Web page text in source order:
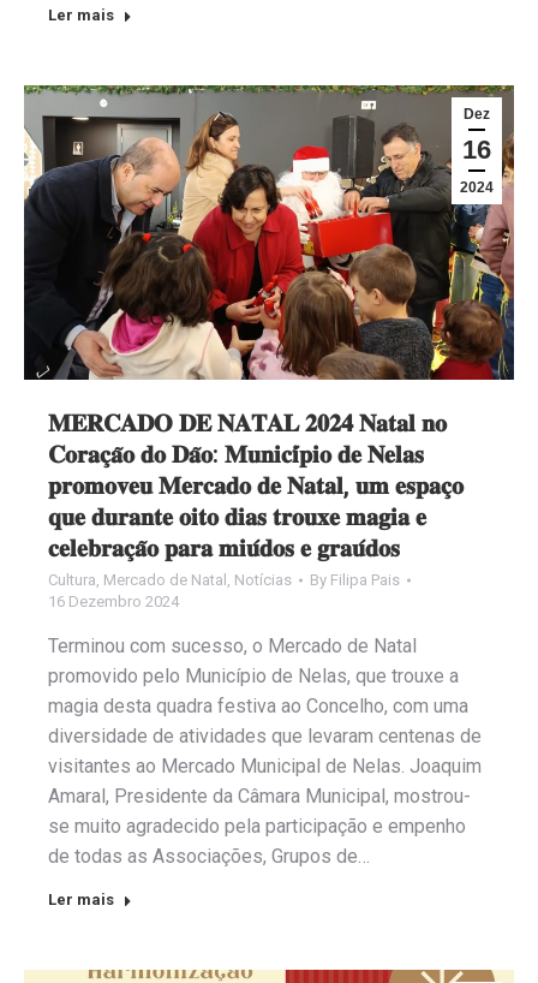
Ler mais
Dez
16
2024
𝐌𝐄𝐑𝐂𝐀𝐃𝐎 𝐃𝐄 𝐍𝐀𝐓𝐀𝐋 𝟐𝟎𝟐𝟒 𝐍𝐚𝐭𝐚𝐥 𝐧𝐨
𝐂𝐨𝐫𝐚𝐜̧𝐚̃𝐨 𝐝𝐨 𝐃𝐚̃𝐨: 𝐌𝐮𝐧𝐢𝐜𝐢́𝐩𝐢𝐨 𝐝𝐞 𝐍𝐞𝐥𝐚𝐬
𝐩𝐫𝐨𝐦𝐨𝐯𝐞𝐮 𝐌𝐞𝐫𝐜𝐚𝐝𝐨 𝐝𝐞 𝐍𝐚𝐭𝐚𝐥, 𝐮𝐦 𝐞𝐬𝐩𝐚𝐜̧𝐨
𝐪𝐮𝐞 𝐝𝐮𝐫𝐚𝐧𝐭𝐞 𝐨𝐢𝐭𝐨 𝐝𝐢𝐚𝐬 𝐭𝐫𝐨𝐮𝐱𝐞 𝐦𝐚𝐠𝐢𝐚 𝐞
𝐜𝐞𝐥𝐞𝐛𝐫𝐚𝐜̧𝐚̃𝐨 𝐩𝐚𝐫𝐚 𝐦𝐢𝐮́𝐝𝐨𝐬 𝐞 𝐠𝐫𝐚𝐮́𝐝𝐨𝐬
Cultura Mercado de Natal Notícias By Filipa Pais
16 Dezembro 2024
Terminou com sucesso, o Mercado de Natal
promovido pelo Município de Nelas, que trouxe a
magia desta quadra festiva ao Concelho, com uma
diversidade de atividades que levaram centenas de
visitantes ao Mercado Municipal de Nelas. Joaquim
Amaral, Presidente da Câmara Municipal, mostrou-
se muito agradecido pela participação e empenho
de todas as Associações, Grupos de…
Ler mais